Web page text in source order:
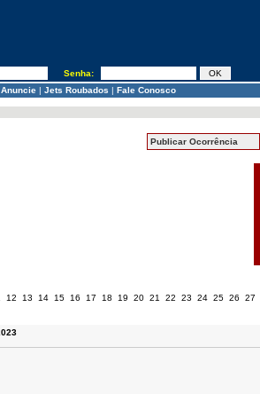
Senha:
Anuncie| Jets Roubados | Fale Conosco
Publicar Ocorrência
12 13 14 15 16 17 18 19 20 21 22 23 24 25 26 27